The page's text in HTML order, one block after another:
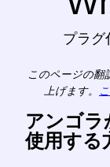
プラグ
このページの翻
上げます。
アンゴラ
使用する